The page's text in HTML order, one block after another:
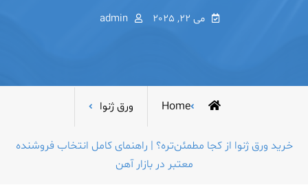
می 22, 2025 admin
Home ورق ژنوا
خرید ورق ژنوا از کجا مطمئن‌تره؟ | راهنمای کامل انتخاب فروشنده
معتبر در بازار آهن